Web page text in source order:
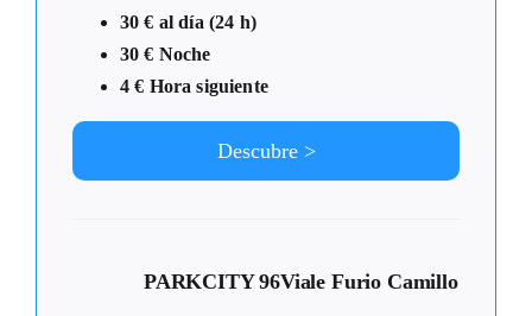
30 € al día (24 h)
30 € Noche
4 € Hora siguiente
Descubre >
PARKCITY 96Viale Furio Camillo